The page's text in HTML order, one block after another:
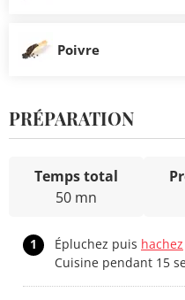
Poivre
PRÉPARATION
Temps total
50 mn
1 Épluchez puis hachez
Cuisine pendant 15